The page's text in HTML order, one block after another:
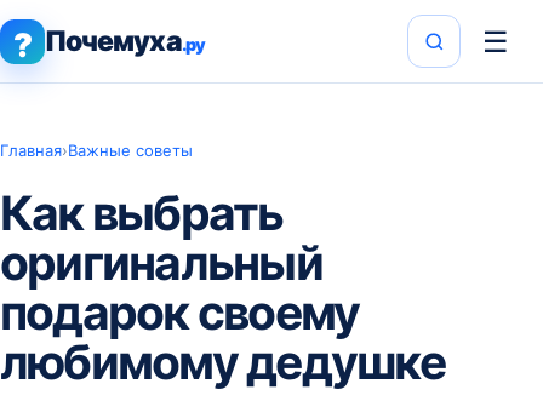
? Почемуха.ру ☰
Главная›Важные советы
Как выбрать
оригинальный
подарок своему
любимому дедушке